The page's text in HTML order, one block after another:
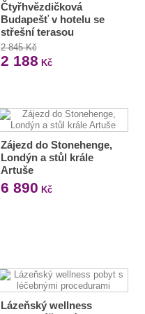
Čtyřhvězdičková
Budapešť v hotelu se
střešní terasou
2 845 Kč
2 188 Kč
Zájezd do Stonehenge,
Londýn a stůl krále
Artuše
6 890 Kč
Lázeňský wellness